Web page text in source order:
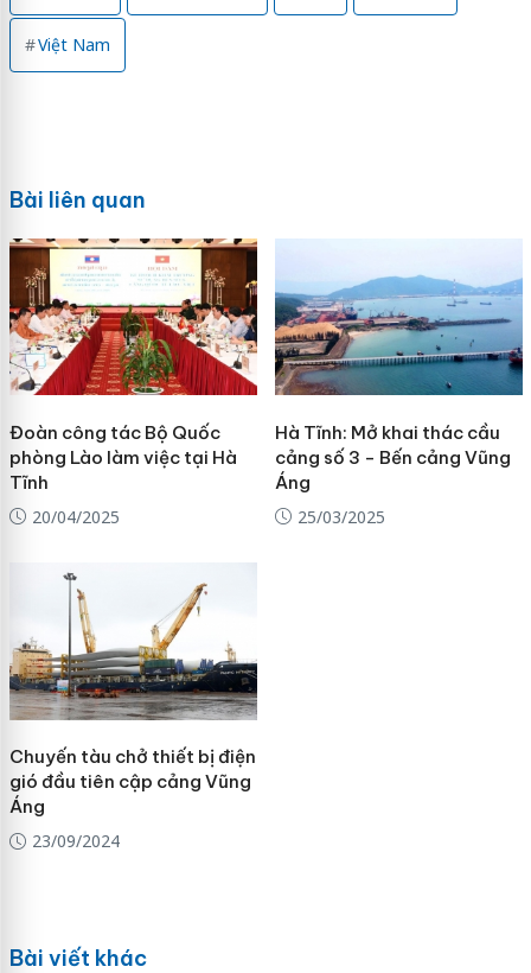
Việt Nam
Bài liên quan
Đoàn công tác Bộ Quốc
phòng Lào làm việc tại Hà
Tĩnh
20/04/2025
Hà Tĩnh: Mở khai thác cầu
cảng số 3 - Bến cảng Vũng
Áng
25/03/2025
Chuyến tàu chở thiết bị điện
gió đầu tiên cập cảng Vũng
Áng
23/09/2024
Bài viết khác